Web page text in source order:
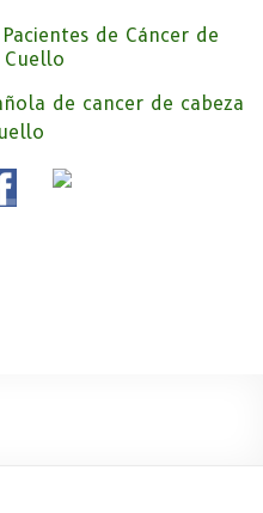
de
de Cabeza y
de Cáncer de Cabeza y
de lucro que pretendemos